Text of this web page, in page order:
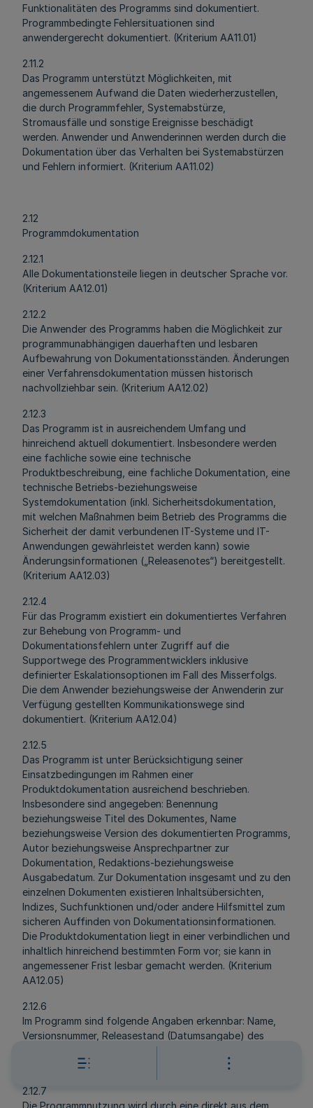
Funktionalitäten des Programms sind dokumentiert.
Programmbedingte Fehlersituationen sind
anwendergerecht dokumentiert. (Kriterium AA11.01)
2.11.2
Das Programm unterstützt Möglichkeiten, mit
angemessenem Aufwand die Daten wiederherzustellen,
die durch Programmfehler, Systemabstürze,
Stromausfälle und sonstige Ereignisse beschädigt
werden. Anwender und Anwenderinnen werden durch die
Dokumentation über das Verhalten bei Systemabstürzen
und Fehlern informiert. (Kriterium AA11.02)
2.12
Programmdokumentation
2.12.1
Alle Dokumentationsteile liegen in deutscher Sprache vor.
(Kriterium AA12.01)
2.12.2
Die Anwender des Programms haben die Möglichkeit zur
programmunabhängigen dauerhaften und lesbaren
Aufbewahrung von Dokumentationsständen. Änderungen
einer Verfahrensdokumentation müssen historisch
nachvollziehbar sein. (Kriterium AA12.02)
2.12.3
Das Programm ist in ausreichendem Umfang und
hinreichend aktuell dokumentiert. Insbesondere werden
eine fachliche sowie eine technische
Produktbeschreibung, eine fachliche Dokumentation, eine
technische Betriebs-beziehungsweise
Systemdokumentation (inkl. Sicherheitsdokumentation,
mit welchen Maßnahmen beim Betrieb des Programms die
Sicherheit der damit verbundenen IT-Systeme und IT-
Anwendungen gewährleistet werden kann) sowie
Änderungsinformationen („Releasenotes“) bereitgestellt.
(Kriterium AA12.03)
2.12.4
Für das Programm existiert ein dokumentiertes Verfahren
zur Behebung von Programm- und
Dokumentationsfehlern unter Zugriff auf die
Supportwege des Programmentwicklers inklusive
definierter Eskalationsoptionen im Fall des Misserfolgs.
Die dem Anwender beziehungsweise der Anwenderin zur
Verfügung gestellten Kommunikationswege sind
dokumentiert. (Kriterium AA12.04)
2.12.5
Das Programm ist unter Berücksichtigung seiner
Einsatzbedingungen im Rahmen einer
Produktdokumentation ausreichend beschrieben.
Insbesondere sind angegeben: Benennung
beziehungsweise Titel des Dokumentes, Name
beziehungsweise Version des dokumentierten Programms,
Autor beziehungsweise Ansprechpartner zur
Dokumentation, Redaktions-beziehungsweise
Ausgabedatum. Zur Dokumentation insgesamt und zu den
einzelnen Dokumenten existieren Inhaltsübersichten,
Indizes, Suchfunktionen und/oder andere Hilfsmittel zum
sicheren Auffinden von Dokumentationsinformationen.
Die Produktdokumentation liegt in einer verbindlichen und
inhaltlich hinreichend bestimmten Form vor; sie kann in
angemessener Frist lesbar gemacht werden. (Kriterium
AA12.05)
2.12.6
Im Programm sind folgende Angaben erkennbar: Name,
Versionsnummer, Releasestand (Datumsangabe) des
Programms und gegebenenfalls der Programmteile.
(Kriterium AA12.06)
2.12.7
Die Programmnutzung wird durch eine direkt aus dem